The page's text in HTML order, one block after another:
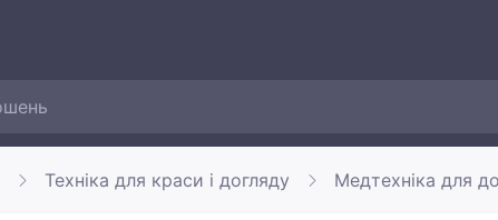
Техніка для краси і догляду Медтехніка для